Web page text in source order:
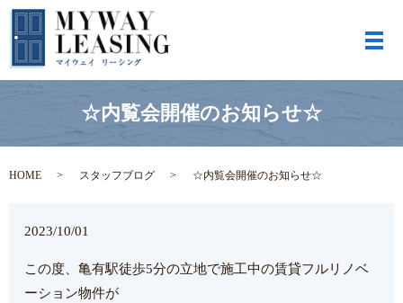
メ
☆内覧会開催のお知らせ☆
HOME スタッフブログ ☆内覧会開催のお知らせ☆
2023/10/01
この度、亀有駅徒歩5分の立地で施工中の賃貸フルリノベ
ーション物件が